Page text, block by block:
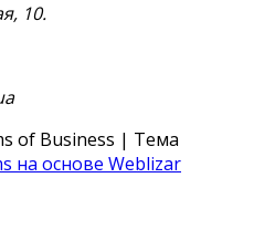
10.
of Business | Тема
на основе Weblizar